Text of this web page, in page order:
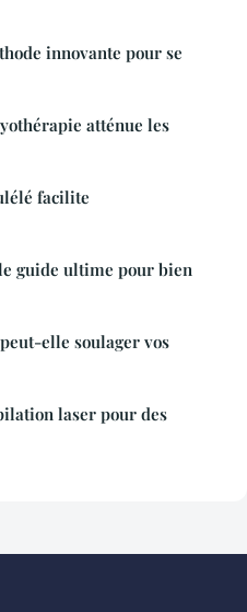
innovante pour se
atténue les
facilite
guide ultime pour bien
elle soulager vos
laser pour des